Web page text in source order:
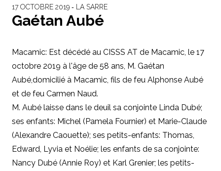
17 OCTOBRE 2019 ‐ LA SARRE
Gaétan Aubé
Macamic: Est décédé au CISSS AT de Macamic, le 17
octobre 2019 à l'âge de 58 ans, M. Gaétan
Aubé,domicilié à Macamic, fils de feu Alphonse Aubé
et de feu Carmen Naud.
M. Aubé laisse dans le deuil sa conjointe Linda Dubé;
ses enfants: Michel (Pamela Fournier) et Marie-Claude
(Alexandre Caouette); ses petits-enfants: Thomas,
Edward, Lyvia et Noélie; les enfants de sa conjointe:
Nancy Dubé (Annie Roy) et Karl Grenier; les petits-